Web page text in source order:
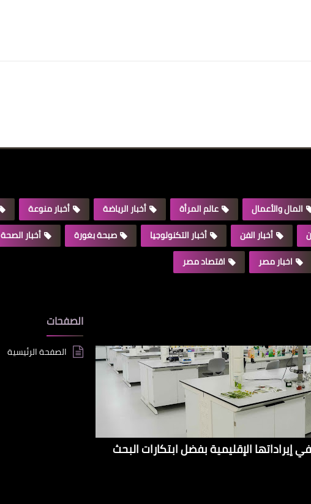
المال والأعمال عالم المرأة أخبار الرياضة أخبار منوعة
أخبار الفن أخبار التكنولوجيا صبحة بغورة أخبار الصحة
اخبار مصر اقتصاد مصر
تحقق نمواً بنسبة 20% في إيراداتها الإقليمية بفضل ابتكارات البحث
الصفحات
الصفحة الرئيسية